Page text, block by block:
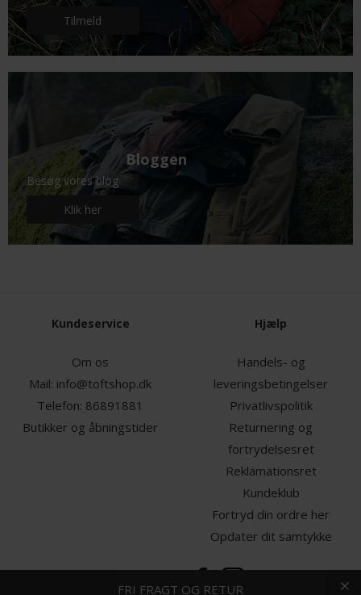
Tilmeld
Bloggen
Besøg vores blog
Klik her
GRATIS GAVEINDPAKNING
FRI FRAGT OG RETUR
HURTIG LEVERING
Kundeservice
Om os
Mail: info@toftshop.dk
Telefon: 86891881
Butikker og åbningstider
Hjælp
Handels- og
leveringsbetingelser
Privatlivspolitik
Returnering og
fortrydelsesret
Reklamationsret
Kundeklub
Fortryd din ordre her
Opdater dit samtykke